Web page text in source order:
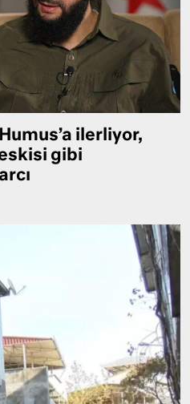
ilerliyor,
gibi